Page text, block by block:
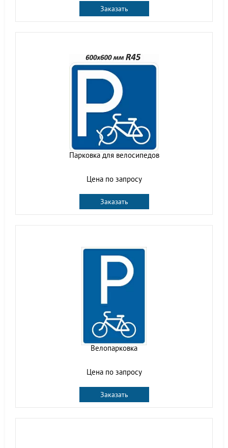
Заказать
Парковка для велосипедов
Цена по запросу
Заказать
Велопарковка
Цена по запросу
Заказать